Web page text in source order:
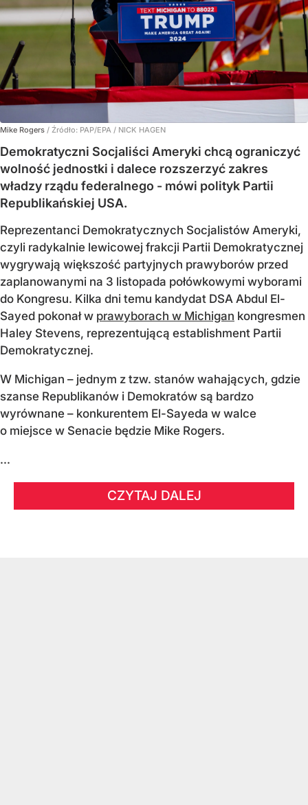
Mike Rogers / Źródło: PAP/EPA / NICK HAGEN
Demokratyczni Socjaliści Ameryki chcą ograniczyć
wolność jednostki i dalece rozszerzyć zakres
władzy rządu federalnego - mówi polityk Partii
Republikańskiej USA.
Reprezentanci Demokratycznych Socjalistów Ameryki,
czyli radykalnie lewicowej frakcji Partii Demokratycznej
wygrywają większość partyjnych prawyborów przed
zaplanowanymi na 3 listopada połówkowymi wyborami
do Kongresu. Kilka dni temu kandydat DSA Abdul El-
Sayed pokonał w prawyborach w Michigan kongresmen
Haley Stevens, reprezentującą establishment Partii
Demokratycznej.
W Michigan – jednym z tzw. stanów wahających, gdzie
szanse Republikanów i Demokratów są bardzo
wyrównane – konkurentem El-Sayeda w walce
o miejsce w Senacie będzie Mike Rogers.
...
CZYTAJ DALEJ